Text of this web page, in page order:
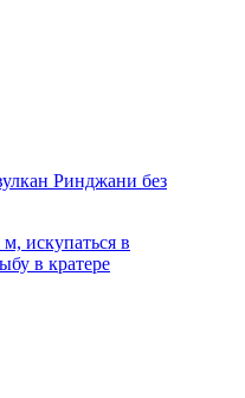
Ринджани без
искупаться в
в кратере